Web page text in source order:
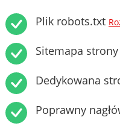
Plik robots.txt
Sitemapa strony
Dedykowana
Poprawny